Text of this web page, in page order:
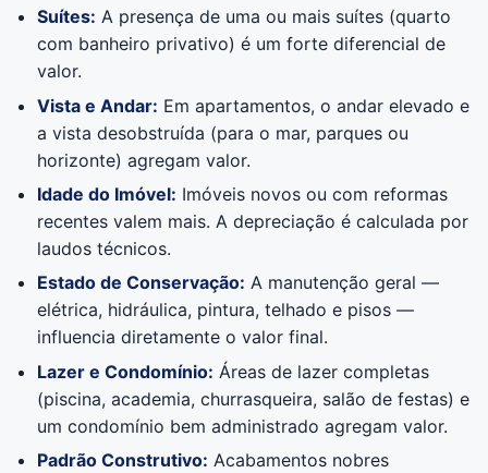
Suítes: A presença de uma ou mais suítes (quarto
com banheiro privativo) é um forte diferencial de
valor.
Vista e Andar: Em apartamentos, o andar elevado e
a vista desobstruída (para o mar, parques ou
horizonte) agregam valor.
Idade do Imóvel: Imóveis novos ou com reformas
recentes valem mais. A depreciação é calculada por
laudos técnicos.
Estado de Conservação: A manutenção geral —
elétrica, hidráulica, pintura, telhado e pisos —
influencia diretamente o valor final.
Lazer e Condomínio: Áreas de lazer completas
(piscina, academia, churrasqueira, salão de festas) e
um condomínio bem administrado agregam valor.
Padrão Construtivo: Acabamentos nobres